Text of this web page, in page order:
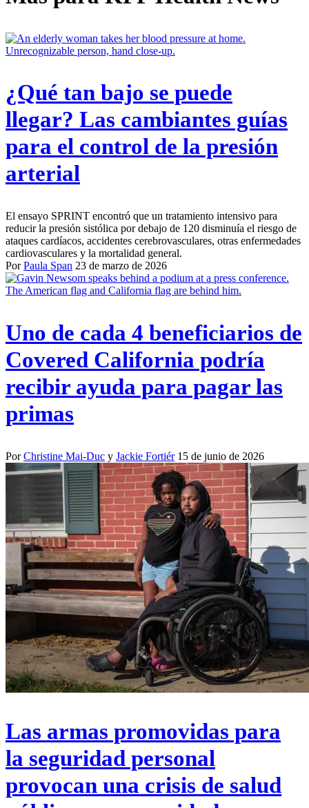
¿Qué tan bajo se puede
llegar? Las cambiantes guías
para el control de la presión
arterial
El ensayo SPRINT encontró que un tratamiento intensivo para
reducir la presión sistólica por debajo de 120 disminuía el riesgo de
ataques cardíacos, accidentes cerebrovasculares, otras enfermedades
cardiovasculares y la mortalidad general.
PorPaula Span 23 de marzo de 2026
Uno de cada 4 beneficiarios de
Covered California podría
recibir ayuda para pagar las
primas
PorChristine Mai-Duc y Jackie Fortiér 15 de junio de 2026
Las armas promovidas para
la seguridad personal
provocan una crisis de salud